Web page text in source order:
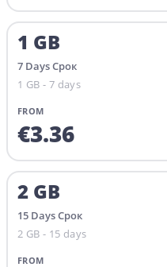
1 GB
7 DaysСрок
1 GB - 7 days
FROM
€3.36
2 GB
15 DaysСрок
2 GB - 15 days
FROM